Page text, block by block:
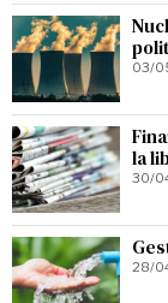
03/
la
30/
28/